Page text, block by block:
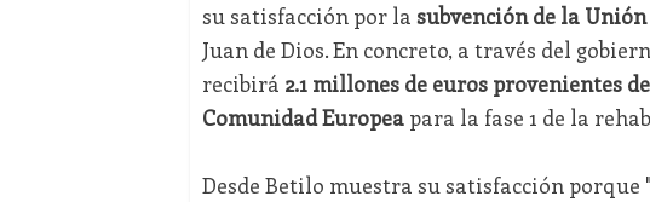
su satisfacción por la subvención de la
Juan de Dios. En concreto, a través del
recibirá 2.1 millones de euros provenientes
Comunidad Europeapara la fase 1 de la
Desde Betilo muestra su satisfacción